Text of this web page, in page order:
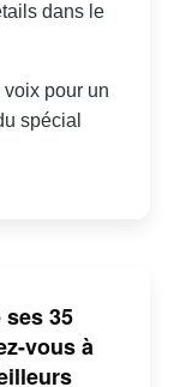
dans le
pour un
spécial
35
vous à